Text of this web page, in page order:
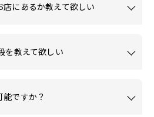
にあるか教えて欲しい
を教えて欲しい
ですか？